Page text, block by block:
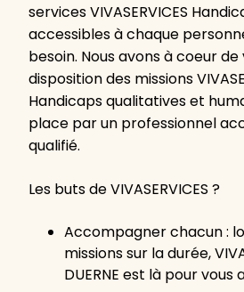
services VIVASERVICES
accessibles à chaque
besoin. Nous avons à coeur
disposition des missions
Handicaps qualitatives et
place par un professionnel
qualifié.
Les buts de VIVASERVICES ?
Accompagner chacun :
missions sur la durée,
DUERNE est là pour vous